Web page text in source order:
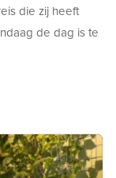
die zij heeft
de dag is te